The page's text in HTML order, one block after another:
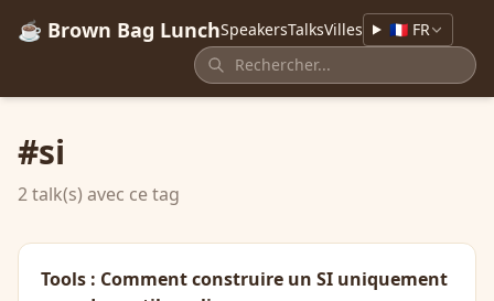
☕ Brown Bag LunchSpeakersTalksVilles 🇫🇷 FR
#si
2 talk(s) avec ce tag
Tools : Comment construire un SI uniquement